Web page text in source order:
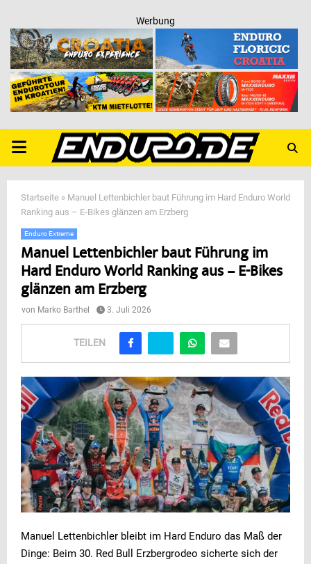
Werbung
PRIMARY
MENU
Startseite » Manuel Lettenbichler baut Führung im Hard Enduro World
Ranking aus – E-Bikes glänzen am Erzberg
Enduro Extreme
Manuel Lettenbichler baut Führung im
Hard Enduro World Ranking aus – E-Bikes
glänzen am Erzberg
von Marko Barthel 3. Juli 2026
TEILEN
Manuel Lettenbichler bleibt im Hard Enduro das Maß der
Dinge: Beim 30. Red Bull Erzbergrodeo sicherte sich der